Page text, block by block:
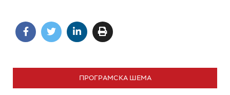
ПРОГРАМСКА ШЕМА